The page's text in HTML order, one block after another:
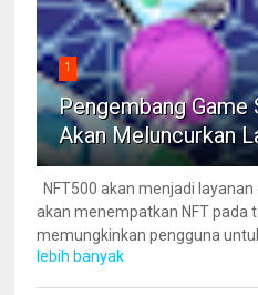
1
Pengembang
Akan Meluncurkan
NFT500 akan menjadi
akan menempatkan NFT pada
memungkinkan pengguna
lebih banyak